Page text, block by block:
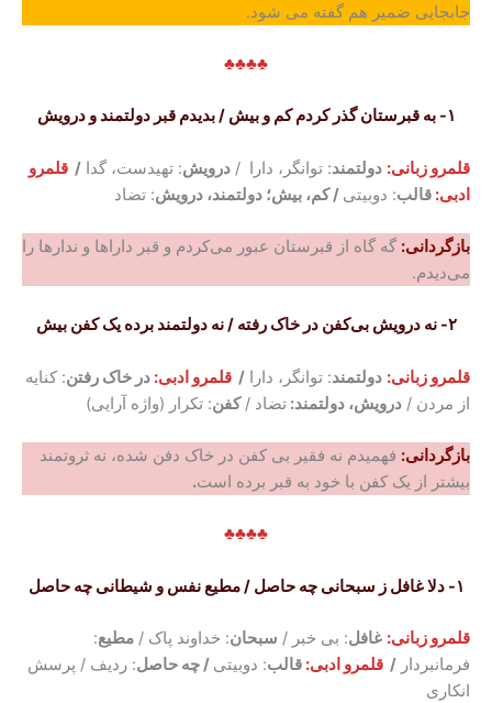
جابجایی ضمیر هم گفته می شود.
♣♣♣♣
۱- به قبرستان گذر کردم کم و بیش / بدیدم قبر دولتمند و درویش
قلمرو زبانی: دولتمند: توانگر، دارا / درویش: تهیدست، گدا / قلمرو
ادبی: قالب: دوبیتی / کم، بیش؛ دولتمند، درویش: تضاد
بازگردانی: گه گاه از قبرستان عبور می‌کردم و قبر داراها و ندارها را
می‌دیدم.
۲- نه درویش بی‌کفن در خاک رفته / نه دولتمند برده یک کفن بیش
قلمرو زبانی: دولتمند: توانگر، دارا / قلمرو ادبی: در خاک رفتن: کنایه
از مردن / درویش، دولتمند: تضاد /کفن: تکرار (واژه آرایی)
بازگردانی: فهمیدم نه فقیر بی‌ کفن در خاک دفن شده، نه ثروتمند
بیشتر از یک کفن با خود به قبر برده است.
♣♣♣♣
۱- دلا غافل ز سبحانی چه حاصل / مطیع نفس و شیطانی چه حاصل
قلمرو زبانی: غافل: بی خبر / سبحان: خداوند پاک / مطیع:
فرمانبردار / قلمرو ادبی: قالب: دوبیتی / چه حاصل: ردیف / پرسش
انکاری